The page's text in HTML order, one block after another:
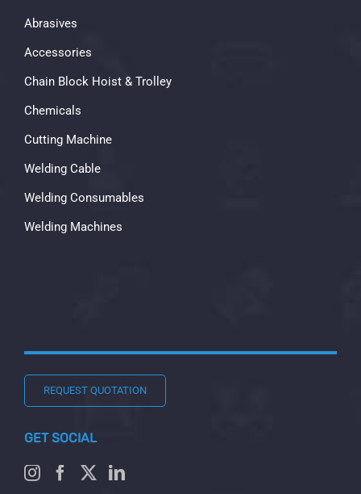
Abrasives
Accessories
Chain Block Hoist & Trolley
Chemicals
Cutting Machine
Welding Cable
Welding Consumables
Welding Machines
REQUEST QUOTATION
GET SOCIAL